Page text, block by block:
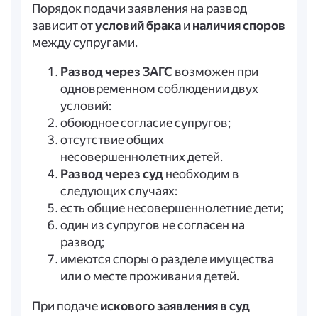
Порядок подачи заявления на развод
зависит отусловий бракаи наличия споров
между супругами.
Развод через ЗАГС возможен при
одновременном соблюдении двух
условий:
обоюдное согласие супругов;
отсутствие общих
несовершеннолетних детей.
Развод через суднеобходим в
следующих случаях:
есть общие несовершеннолетние дети;
один из супругов не согласен на
развод;
имеются споры о разделе имущества
или о месте проживания детей.
При подаче искового заявления в суд